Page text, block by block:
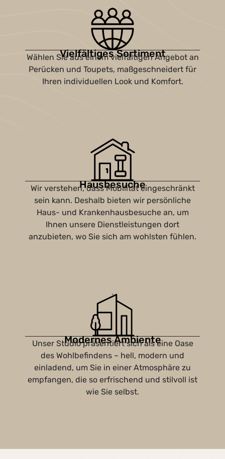
Vielfältiges Sortiment
Wählen Sie aus einem vielfältigen Angebot an
Perücken und Toupets, maßgeschneidert für
Ihren individuellen Look und Komfort.
Hausbesuche
Wir verstehen, dass Mobilität eingeschränkt
sein kann. Deshalb bieten wir persönliche
Haus- und Krankenhausbesuche an, um
Ihnen unsere Dienstleistungen dort
anzubieten, wo Sie sich am wohlsten fühlen.
Modernes Ambiente
Unser Studio präsentiert sich als eine Oase
des Wohlbefindens – hell, modern und
einladend, um Sie in einer Atmosphäre zu
empfangen, die so erfrischend und stilvoll ist
wie Sie selbst.